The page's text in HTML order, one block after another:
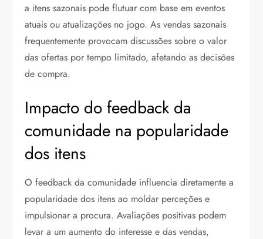
a itens sazonais pode flutuar com base em eventos
atuais ou atualizações no jogo. As vendas sazonais
frequentemente provocam discussões sobre o valor
das ofertas por tempo limitado, afetando as decisões
de compra.
Impacto do feedback da
comunidade na popularidade
dos itens
O feedback da comunidade influencia diretamente a
popularidade dos itens ao moldar perceções e
impulsionar a procura. Avaliações positivas podem
levar a um aumento do interesse e das vendas,